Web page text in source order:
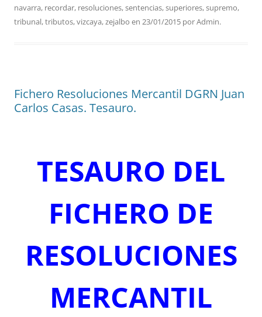
navarra, recordar, resoluciones,sentencias,superiores,supremo,
tribunal,tributos,vizcaya,zejalbo en 23/01/2015 porAdmin.
Fichero Resoluciones Mercantil DGRN Juan
Carlos Casas. Tesauro.
TESAURO DEL
FICHERO DE
RESOLUCIONES
MERCANTIL